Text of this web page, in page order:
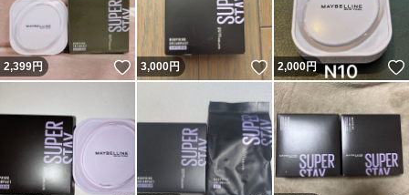
2,399円 いいね！
3,000円 いいね！
2,000円